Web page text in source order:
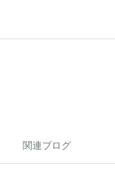
関連ブログ